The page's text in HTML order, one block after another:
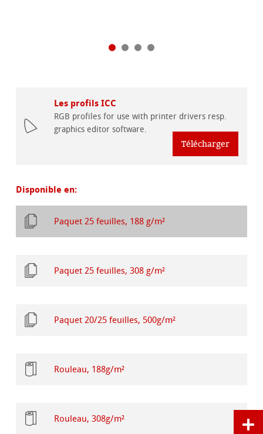
Les profils ICC
RGB profiles for use with printer drivers resp.
graphics editor software.
Télécharger
Disponible en:
Paquet 25 feuilles, 188 g/m²
Paquet 25 feuilles, 308 g/m²
Paquet 20/25 feuilles, 500g/m²
Rouleau, 188g/m²
Rouleau, 308g/m²